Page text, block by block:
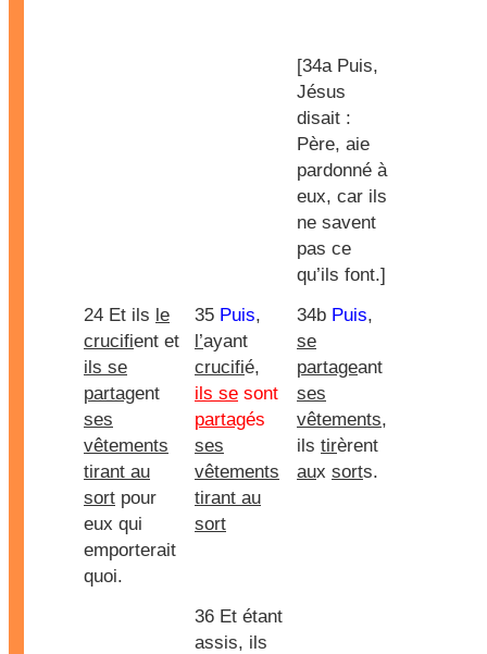
[34a Puis,
Jésus
disait :
Père, aie
pardonné à
eux, car ils
ne savent
pas ce
qu’ils font.]
24 Et ils le
crucifient et
ils se
partagent
ses
vêtements
tirant au
sort pour
eux qui
emporterait
quoi.
35 Puis,
l’ayant
crucifié,
ils se sont
partagés
ses
vêtements
tirant au
sort
34b Puis,
se
partageant
ses
vêtements,
ils tirèrent
aux sorts.
36 Et étant
assis, ils